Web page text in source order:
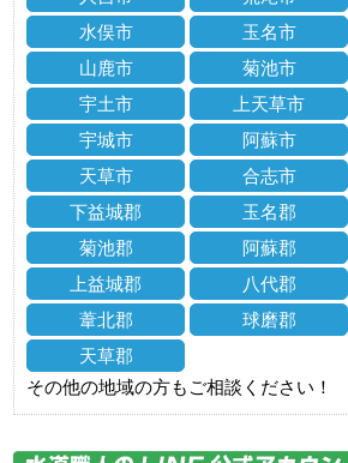
水俣市
玉名市
山鹿市
菊池市
宇土市
上天草市
宇城市
阿蘇市
天草市
合志市
下益城郡
玉名郡
菊池郡
阿蘇郡
上益城郡
八代郡
葦北郡
球磨郡
天草郡
その他の地域の方もご相談ください！